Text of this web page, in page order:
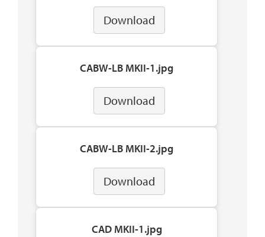
Download
CABW-LB MKII-1.jpg
Download
CABW-LB MKII-2.jpg
Download
CAD MKII-1.jpg